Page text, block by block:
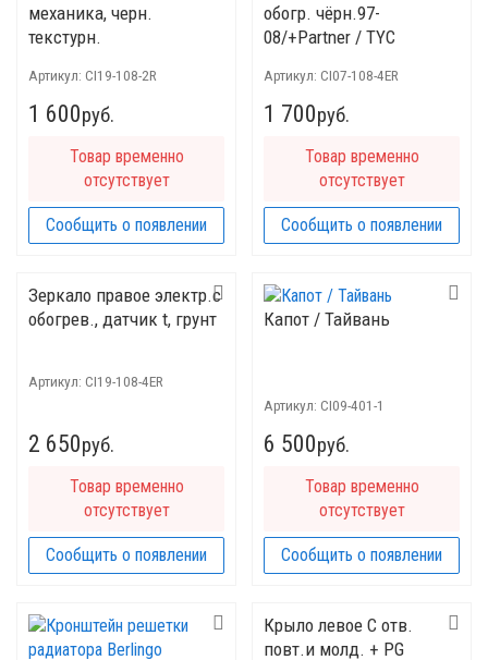
механика, черн.
текстурн.
Артикул: CI19-108-2R
1 600руб.
Товар временно
отсутствует
Сообщить о появлении
обогр. чёрн.97-
08/+Partner / TYC
Артикул: CI07-108-4ER
1 700руб.
Товар временно
отсутствует
Сообщить о появлении
Зеркало правое электр.с
обогрев., датчик t, грунт
Артикул: CI19-108-4ER
2 650руб.
Товар временно
отсутствует
Сообщить о появлении
Капот / Тайвань
Артикул: CI09-401-1
6 500руб.
Товар временно
отсутствует
Сообщить о появлении
Крыло левое C отв.
повт.и молд. + PG